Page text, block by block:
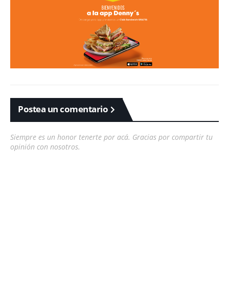
Postea un comentario
Siempre es un honor tenerte por acá. Gracias por compartir tu
opinión con nosotros.